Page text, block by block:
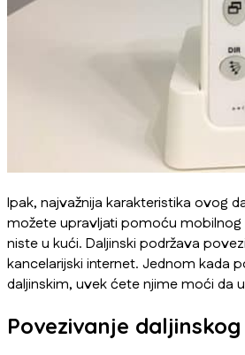
Ipak, najvažnija karakteristika ovog
možete upravljati pomoću mobilnog
niste u kući. Daljinski podržava
kancelarijski internet. Jednom kada
daljinskim, uvek ćete njime moći da
Povezivanje daljinskog